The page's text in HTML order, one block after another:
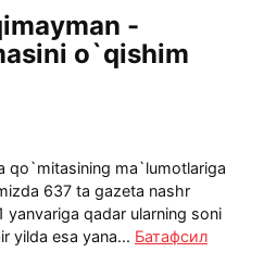
-
o`qishim
qo`mitasining ma`lumotlariga
637 ta gazeta nashr
yanvariga qadar ularning soni
yilda esa yana... Батафсил